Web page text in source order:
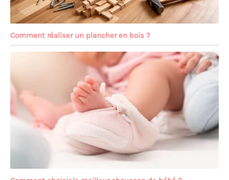
Comment réaliser un plancher en bois ?